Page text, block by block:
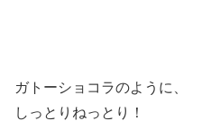
ガトーショコラのように、
しっとりねっとり！